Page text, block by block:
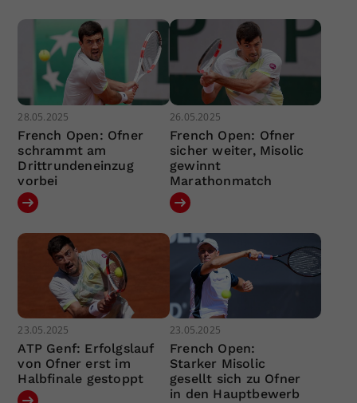
28.05.2025
French Open: Ofner
schrammt am
Drittrundeneinzug
vorbei
26.05.2025
French Open: Ofner
sicher weiter, Misolic
gewinnt
Marathonmatch
23.05.2025
ATP Genf: Erfolgslauf
von Ofner erst im
Halbfinale gestoppt
23.05.2025
French Open:
Starker Misolic
gesellt sich zu Ofner
in den Hauptbewerb